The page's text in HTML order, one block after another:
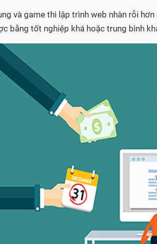
và game thì lập trình web nhàn rỗi
bằng tốt nghiệp khá hoặc trung bình